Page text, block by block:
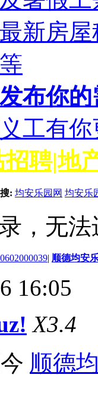
新房
布你
工有
聘|地
: 均安乐园网 均安乐
，无
| 顺德均安
16:05
X3.4
顺德